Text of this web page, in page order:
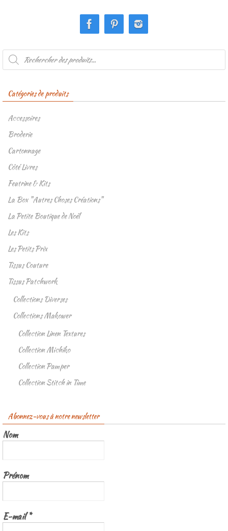
Recherche
produits
Catégories de produits
Accessoires
Broderie
Cartonnage
Côté Livres
Feutrine & Kits
La Box "Autres Choses Créations"
La Petite Boutique de Noël
Les Kits
Les Petits Prix
Tissus Couture
Tissus Patchwork
Collections Diverses
Collections Makower
Collection Linen Textures
Collection Michiko
Collection Pamper
Collection Stitch in Time
Abonnez-vous à notre newsletter
Nom
Prénom
E-mail*